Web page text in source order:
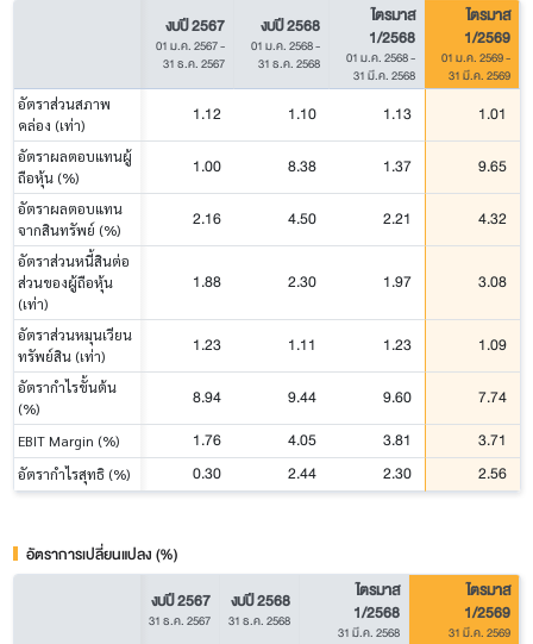
งบปี 2567
01 ม.ค. 2567-
31 ธ.ค. 2567
งบปี 2568
01 ม.ค. 2568-
31 ธ.ค. 2568
ไตรมาส
1/2568
01 ม.ค. 2568-
31 มี.ค. 2568
ไตรมาส
1/2569
01 ม.ค. 2569-
31 มี.ค. 2569
อัตราส่วนสภาพ
คล่อง (เท่า)
1.12 1.10 1.13 1.01
อัตราผลตอบแทนผู้
ถือหุ้น (%)
1.00 8.38 1.37 9.65
อัตราผลตอบแทน
จากสินทรัพย์ (%)
2.16 4.50 2.21 4.32
อัตราส่วนหนี้สินต่อ
ส่วนของผู้ถือหุ้น
(เท่า)
1.88 2.30 1.97 3.08
อัตราส่วนหมุนเวียน
ทรัพย์สิน (เท่า)
1.23 1.11 1.23 1.09
อัตรากำไรขั้นต้น
(%)
8.94 9.44 9.60 7.74
EBIT Margin (%) 1.76 4.05 3.81 3.71
อัตรากำไรสุทธิ (%) 0.30 2.44 2.30 2.56
อัตราการเปลี่ยนแปลง (%)
งบปี 2567
31 ธ.ค. 2567
งบปี 2568
31 ธ.ค. 2568
ไตรมาส
1/2568
31 มี.ค. 2568
ไตรมาส
1/2569
31 มี.ค. 2569